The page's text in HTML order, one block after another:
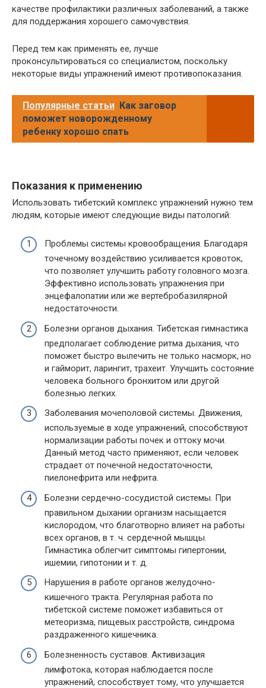
качестве профилактики различных заболеваний, а также
для поддержания хорошего самочувствия.
Перед тем как применять ее, лучше
проконсультироваться со специалистом, поскольку
некоторые виды упражнений имеют противопоказания.
Популярные статьи Как заговор
поможет новорожденному
ребенку хорошо спать
Показания к применению
Использовать тибетский комплекс упражнений нужно тем
людям, которые имеют следующие виды патологий:
Проблемы системы кровообращения. Благодаря
точечному воздействию усиливается кровоток,
что позволяет улучшить работу головного мозга.
Эффективно использовать упражнения при
энцефалопатии или же вертебробазилярной
недостаточности.
Болезни органов дыхания. Тибетская гимнастика
предполагает соблюдение ритма дыхания, что
поможет быстро вылечить не только насморк, но
и гайморит, ларингит, трахеит. Улучшить состояние
человека больного бронхитом или другой
болезнью легких.
Заболевания мочеполовой системы. Движения,
используемые в ходе упражнений, способствуют
нормализации работы почек и оттоку мочи.
Данный метод часто применяют, если человек
страдает от почечной недостаточности,
пиелонефрита или нефрита.
Болезни сердечно-сосудистой системы. При
правильном дыхании организм насыщается
кислородом, что благотворно влияет на работы
всех органов, в т. ч. сердечной мышцы.
Гимнастика облегчит симптомы гипертонии,
ишемии, гипотонии и т. д.
Нарушения в работе органов желудочно-
кишечного тракта. Регулярная работа по
тибетской системе поможет избавиться от
метеоризма, пищевых расстройств, синдрома
раздраженного кишечника.
Болезненность суставов. Активизация
лимфотока, которая наблюдается после
упражнений, способствует тому, что улучшается